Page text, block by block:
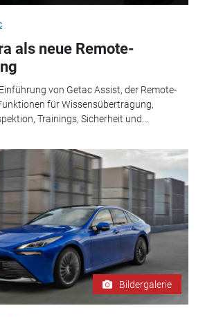
als neue Remote-
von Getac Assist, der Remote-
für Wissensübertragung,
Trainings, Sicherheit und...
Bildergalerie